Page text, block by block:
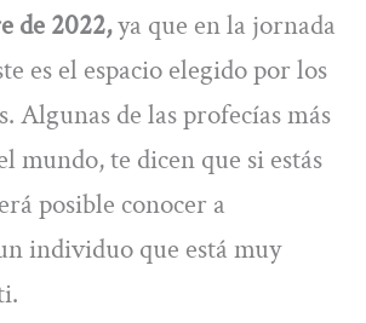
de 2022,ya que en la jornada
es el espacio elegido por los
Algunas de las profecías más
mundo, te dicen que si estás
posible conocer a
individuo que está muy